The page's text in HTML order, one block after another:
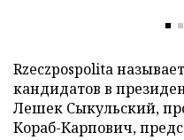
Rzeczpospolita
кандидатов в
Лешек Сыкульский,
Кораб-Карпович,